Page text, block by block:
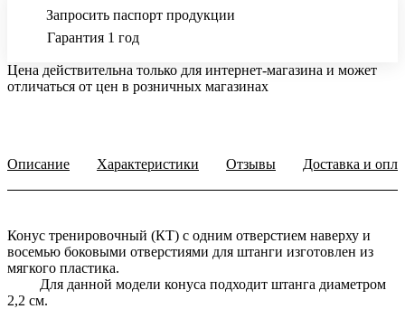
Запросить паспорт продукции
Гарантия 1 год
Цена действительна только для интернет-магазина и может
отличаться от цен в розничных магазинах
Описание Характеристики Отзывы Доставка и
Конус тренировочный (КТ) с одним отверстием наверху и
восемью боковыми отверстиями для штанги изготовлен из
мягкого пластика.
Для данной модели конуса подходит штанга диаметром
2,2 см.